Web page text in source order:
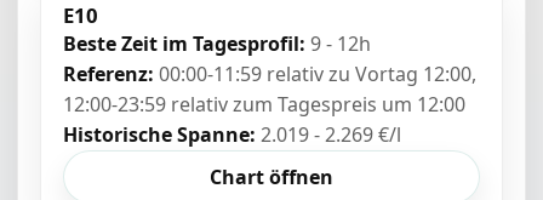
E10
Beste Zeit im Tagesprofil: 9 - 12h
Referenz: 00:00-11:59 relativ zu Vortag 12:00,
12:00-23:59 relativ zum Tagespreis um 12:00
Historische Spanne: 2.019 - 2.269 €/l
Chart öffnen